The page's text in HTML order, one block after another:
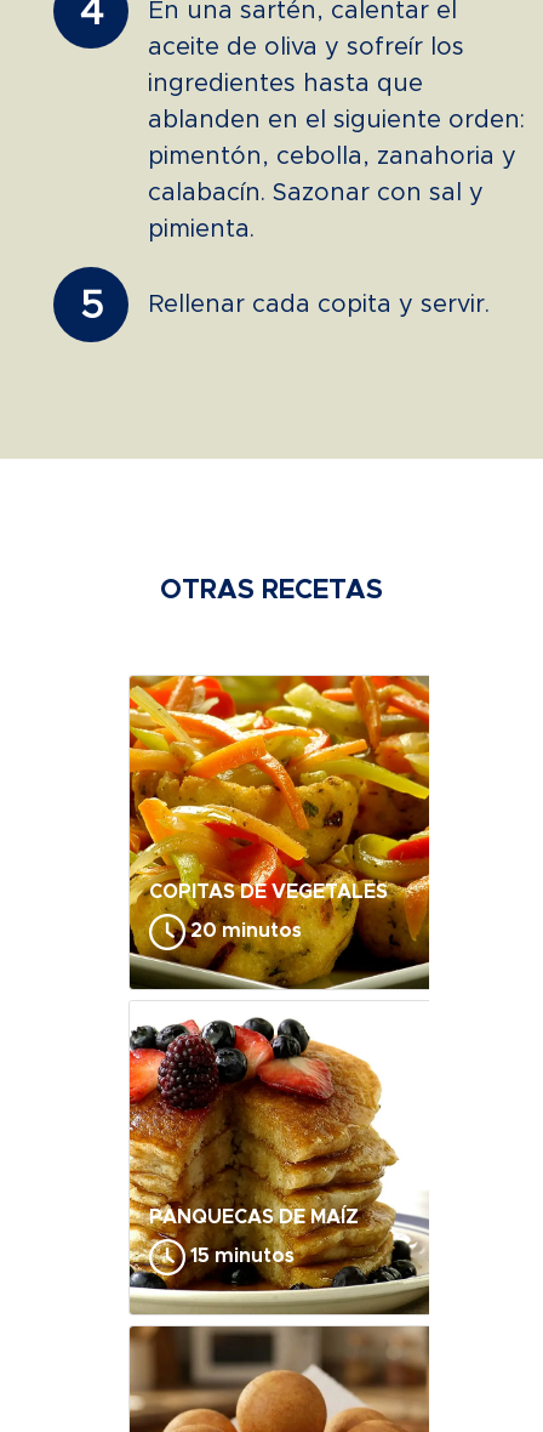
4
En una sartén, calentar el
aceite de oliva y sofreír los
ingredientes hasta que
ablanden en el siguiente orden:
pimentón, cebolla, zanahoria y
calabacín. Sazonar con sal y
pimienta.
5 Rellenar cada copita y servir.
OTRAS RECETAS
COPITAS DE VEGETALES
20 minutos
PANQUECAS DE MAÍZ
15 minutos